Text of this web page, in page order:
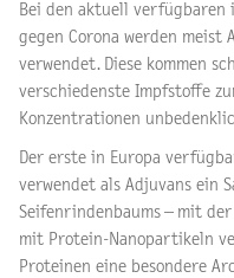
Bei den aktuell
gegen Corona werden meist
verwendet. Diese kommen
verschiedenste Impfstoffe
Konzentrationen
Der erste in Europa
verwendet als Adjuvans ein
Seifenrindenbaums – mit der
mit Protein-Nanopartikeln
Proteinen eine besondere